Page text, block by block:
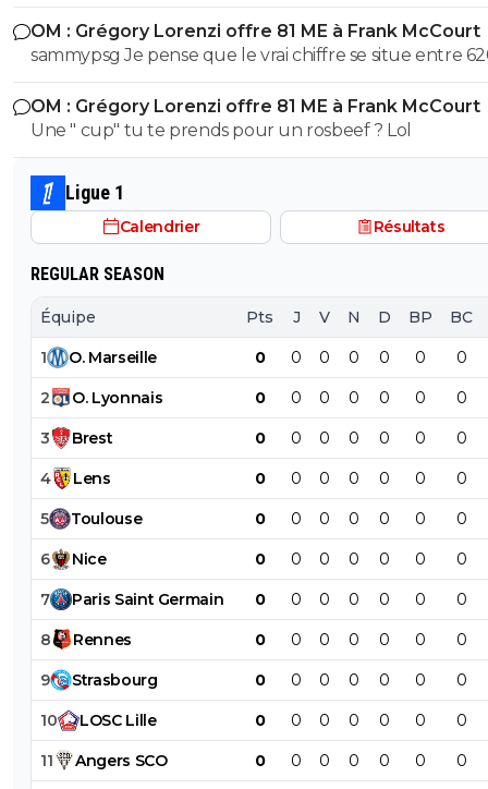
cetait pas un hasard...
OM : Grégory Lorenzi offre 81 ME à Frank McCourt
sammypsg Je pense que le vrai chiffre se situe entre
700 M
OM : Grégory Lorenzi offre 81 ME à Frank McCourt
Une " cup" tu te prends pour un rosbeef ? Lol
Ligue 1
Calendrier Résultats
REGULAR SEASON
Équipe Pts J V N D BP BC
1 O. Marseille 0 0 0 0 0 0 0
2 O. Lyonnais 0 0 0 0 0 0 0
3 Brest 0 0 0 0 0 0 0
4 Lens 0 0 0 0 0 0 0
5 Toulouse 0 0 0 0 0 0 0
6 Nice 0 0 0 0 0 0 0
7 Paris Saint Germain 0 0 0 0 0 0 0
8 Rennes 0 0 0 0 0 0 0
9 Strasbourg 0 0 0 0 0 0 0
10 LOSC Lille 0 0 0 0 0 0 0
11 Angers SCO 0 0 0 0 0 0 0